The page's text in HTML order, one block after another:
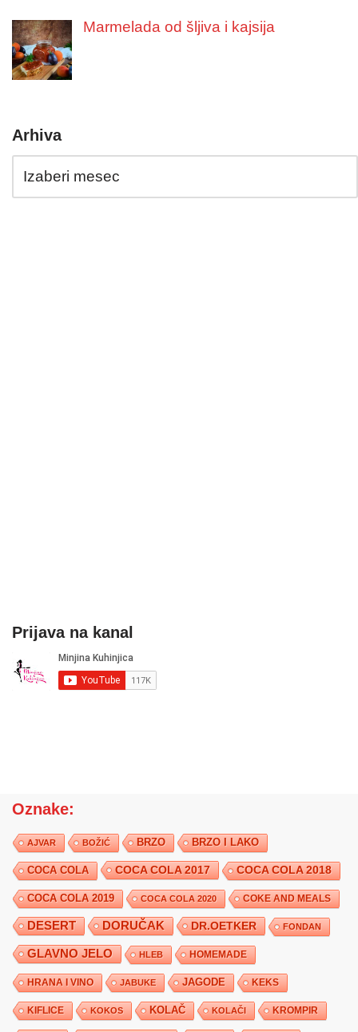
Marmelada od šljiva i kajsija
Arhiva
Prijava na kanal
Oznake:
AJVAR BOŽIĆ BRZO BRZO I LAKO
COCA COLA COCA COLA 2017 COCA COLA 2018
COCA COLA 2019 COCA COLA 2020 COKE AND MEALS
DESERT DORUČAK DR.OETKER FONDAN
GLAVNO JELO HLEB HOMEMADE
HRANA I VINO JABUKE JAGODE KEKS
KIFLICE KOKOS KOLAČ KOLAČI KROMPIR